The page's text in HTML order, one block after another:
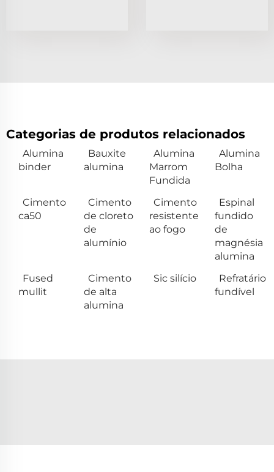
Categorias de produtos relacionados
Alumina
binder
Bauxite
alumina
Alumina
Marrom
Fundida
Alumina
Bolha
Cimento
ca50
Cimento
de cloreto
de
alumínio
Cimento
resistente
ao fogo
Espinal
fundido
de
magnésia
alumina
Fused
mullit
Cimento
de alta
alumina
Sic silício
Refratário
fundível